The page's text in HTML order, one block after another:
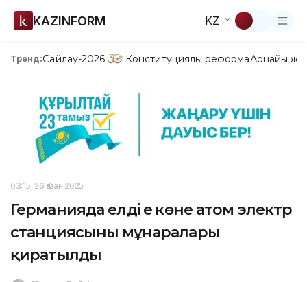
KAZINFORM KZ
Тренд:Сайлау-2026 Конституциялық реформаАрнайы
03:15, 26 Қазан 2025
Германияда елдің ең көне атом электр
станциясының мұнаралары
қиратылды